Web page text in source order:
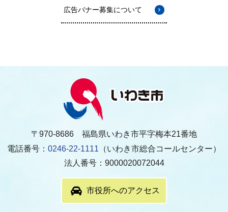
広告バナー募集について
〒970-8686 福島県いわき市平字梅本21番地
電話番号： 0246-22-1111 （いわき市総合コールセンター）
法人番号：9000020072044
市役所へのアクセス